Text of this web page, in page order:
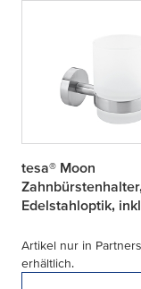
tesa® Moon
Edelstahloptik,
Artikel nur in
erhältlich.